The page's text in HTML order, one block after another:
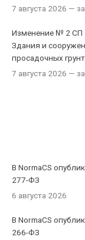
7 августа 2026 —
Изменение № 2 СП
Здания и
просадочных
7 августа 2026 —
В NormaCS
277-ФЗ
6 августа 2026
В NormaCS
266-ФЗ